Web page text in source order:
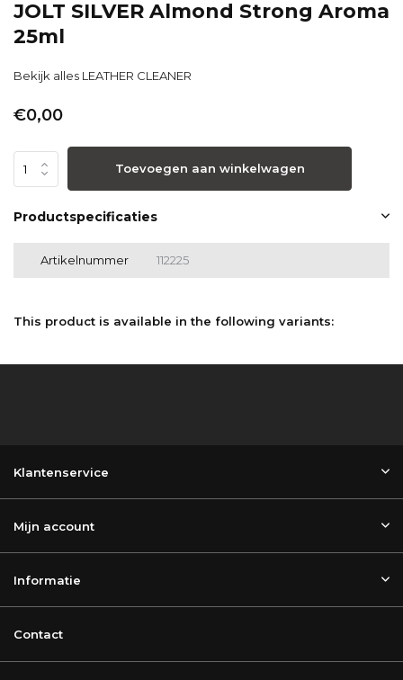
JOLT SILVER Almond Strong Aroma
25ml
Bekijk alles LEATHER CLEANER
€0,00
Toevoegen aan winkelwagen
Productspecificaties
Artikelnummer 112225
This product is available in the following variants:
Klantenservice
Mijn account
Informatie
Contact